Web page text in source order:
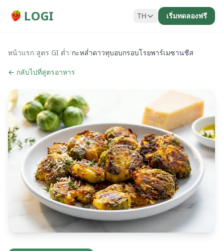
LOGI TH เริ่มทดลองฟรี
หน้าแรก/สูตร GI ต่ำ/กะหล่ำดาวทุบอบกรอบโรยพาร์เมซานชีส
← กลับไปที่สูตรอาหาร